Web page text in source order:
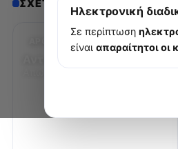
Ηλεκτρονική
Σε περίπτωση
είναι απαραίτητοι οι
ΣΧΕΤΙΚΆ ΆΡΘΡΑ